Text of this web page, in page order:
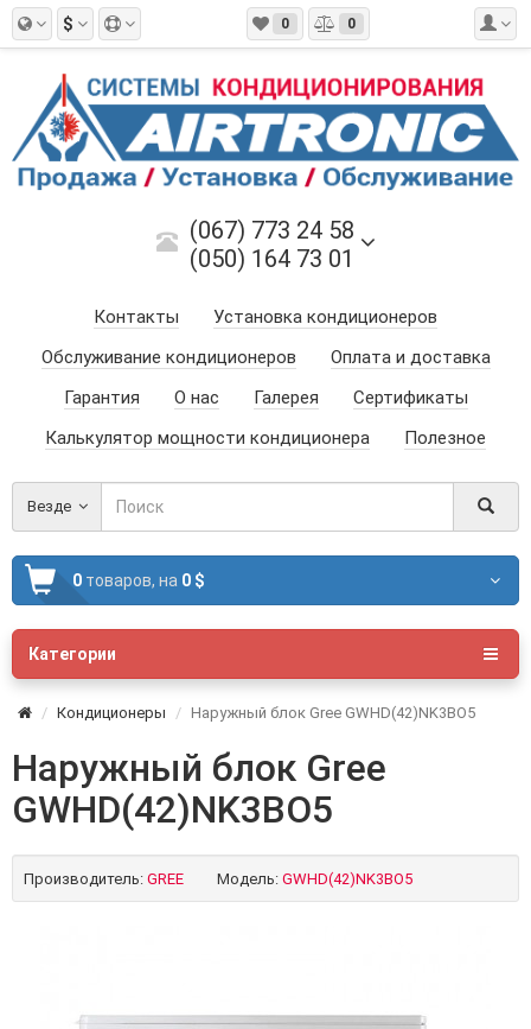
$ 0 0
(067) 773 24 58
(050) 164 73 01
Контакты
Установка кондиционеров
Обслуживание кондиционеров
Оплата и доставка
Гарантия
О нас Галерея
Сертификаты
Калькулятор мощности кондиционера
Полезное
Везде
0 товаров, на 0 $
Категории
Кондиционеры Наружный блок Gree GWHD(42)NK3BO5
Наружный блок Gree
GWHD(42)NK3BO5
Производитель: GREE Модель: GWHD(42)NK3BO5